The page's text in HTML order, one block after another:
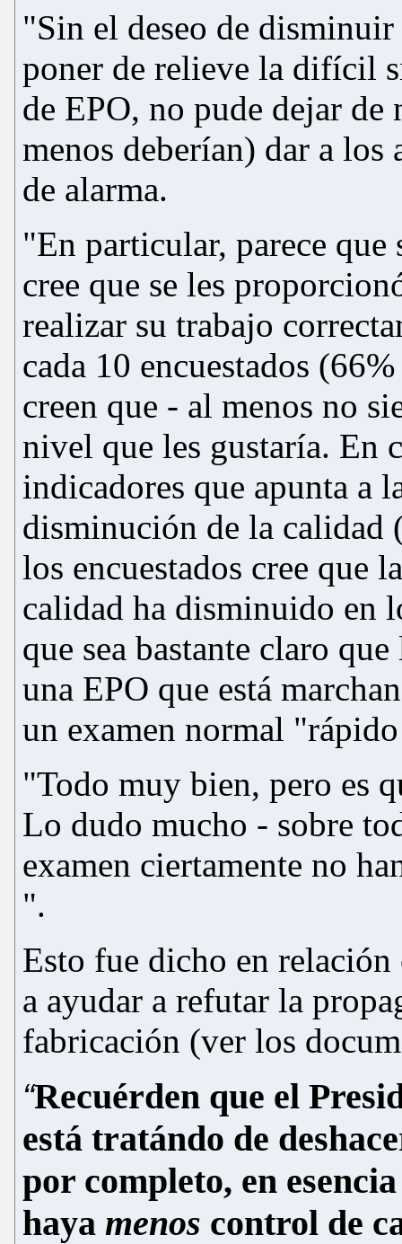
"Sin el deseo de
poner de relieve la difícil
de EPO, no pude dejar
menos deberían) dar a los
de alarma.
"En particular, parece que
cree que se les
realizar su trabajo
cada 10 encuestados
creen que - al menos no
nivel que les gustaría. En
indicadores que apunta a
disminución de la calidad
los encuestados cree que
calidad ha disminuido en
que sea bastante claro
una EPO que está
un examen normal
"Todo muy bien, pero es
Lo dudo mucho - sobre
examen ciertamente no
".
Esto fue dicho en
a ayudar a refutar la
fabricación (ver los
“Recuérden que el
está tratándo de
por completo, en
haya menos control de